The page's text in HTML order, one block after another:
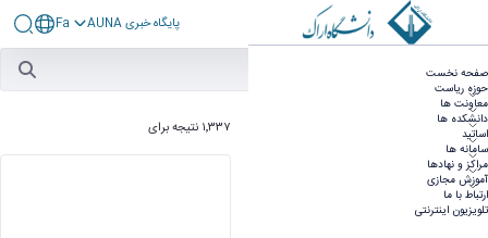
صفحه نخست
حوزه ریاست
معاونت ها
دانشکده ها
اساتید
سامانه ها
مراکز و نهادها
آموزش مجازی
ارتباط با ما
تلویزیون اینترنتی
پايگاه خبری AUNA Fa
آرشیو
مرتب‌سازی بر اساس
نوع
۱٬۳۳۷ نتیجه برای